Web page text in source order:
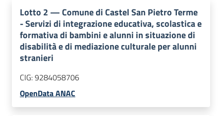
Lotto 2 —Comune di Castel San Pietro Terme
- Servizi di integrazione educativa, scolastica e
formativa di bambini e alunni in situazione di
disabilità e di mediazione culturale per alunni
stranieri
CIG:9284058706
OpenData ANAC